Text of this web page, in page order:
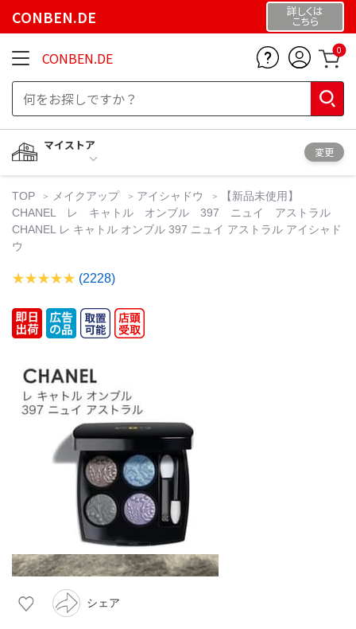
CONBEN.DE 詳しくは
こちら
CONBEN.DE 0
マイストア
変更
TOP メイクアップ アイシャドウ
【新品未使用】
CHANEL レ キャトル オンブル 397 ニュイ アストラル
CHANEL レ キャトル オンブル 397 ニュイ アストラル アイシャド
ウ
(2228)
シェア